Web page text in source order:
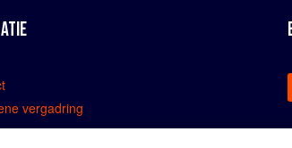
vergadring